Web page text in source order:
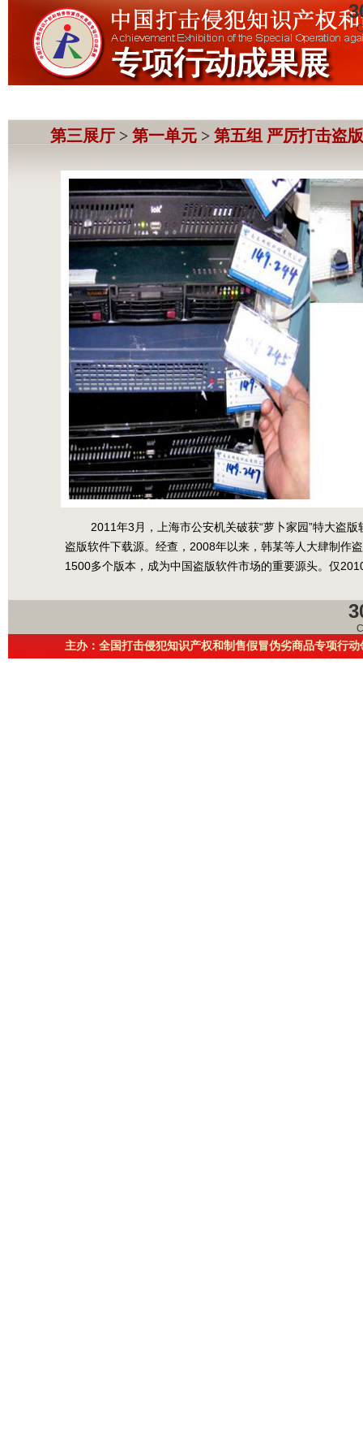
第三展厅 > 第一单元 > 第五组 严厉打击盗
2011年3月，上海市公安机关破获“萝卜家园”特大盗版
盗版软件下载源。经查，2008年以来，韩某等人大肆制作
1500多个版本，成为中国盗版软件市场的重要源头。仅
主办：全国打击侵犯知识产权和制售假冒伪劣商品专项行